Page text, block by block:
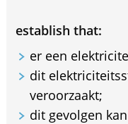
establish that:
er een
dit
veroorzaakt;
dit gevolgen